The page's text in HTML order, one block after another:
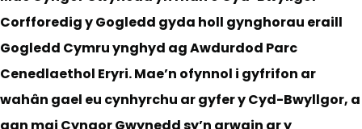
Corfforedig y Gogledd gyda holl gynghorau eraill
Gogledd Cymru ynghyd ag Awdurdod Parc
Cenedlaethol Eryri. Mae’n ofynnol i gyfrifon ar
wahân gael eu cynhyrchu ar gyfer y Cyd-Bwyllgor, a